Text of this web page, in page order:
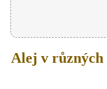
Alej v